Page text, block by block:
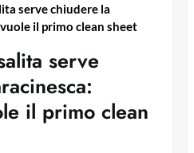
serve chiudere la
il primo clean sheet
serve
il primo clean